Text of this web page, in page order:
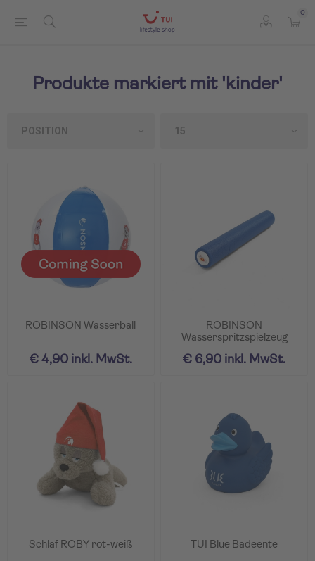
0
Produkte markiert mit 'kinder'
ROBINSON Wasserball
€ 4,90 inkl. MwSt.
ROBINSON
Wasserspritzspielzeug
€ 6,90 inkl. MwSt.
Schlaf ROBY rot-weiß TUI Blue Badeente